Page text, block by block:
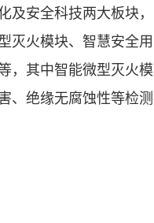
及安全科技两大板块
灭火模块、智慧安全
，其中智能微型灭火
、绝缘无腐蚀性等检